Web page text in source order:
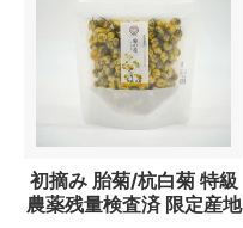
初摘み 胎菊/杭白菊 特級
農薬残量検査済 限定産地